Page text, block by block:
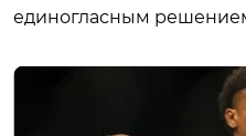
единогласным